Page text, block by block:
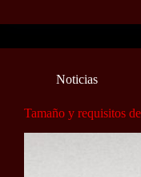
Noticias
Tamaño y requisitos